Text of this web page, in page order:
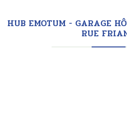
HUB EMOTUM - GARAGE
RUE